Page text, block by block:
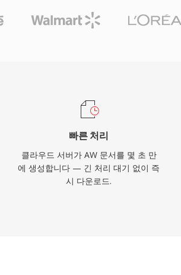
빠른 처리
클라우드 서버가 AW 문서를 몇 초 만
에 생성합니다 — 긴 처리 대기 없이 즉
시 다운로드.